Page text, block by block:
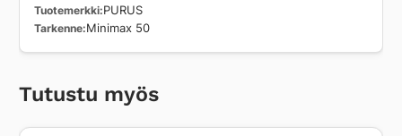
Tuotemerkki PURUS
Tarkenne Minimax 50
Tutustu myös